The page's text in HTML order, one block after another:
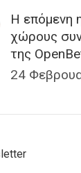
H επόμενη
χώρους
της
24